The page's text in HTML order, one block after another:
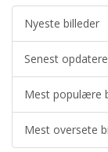
Nyeste billeder
Senest
Mest populære
Mest oversete